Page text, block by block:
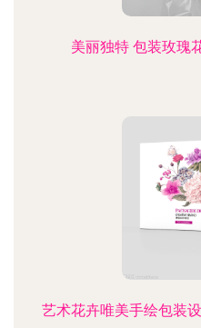
美丽独特 包装玫瑰
艺术花卉唯美手绘包装